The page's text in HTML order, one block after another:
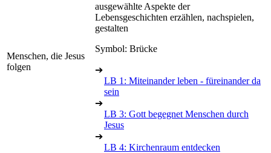
Menschen, die Jesus
folgen
ausgewählte Aspekte der
Lebensgeschichten erzählen, nachspielen,
gestalten
Symbol: Brücke
➔
LB 1: Miteinander leben - füreinander da
sein
➔
LB 3: Gott begegnet Menschen durch
Jesus
➔
LB 4: Kirchenraum entdecken